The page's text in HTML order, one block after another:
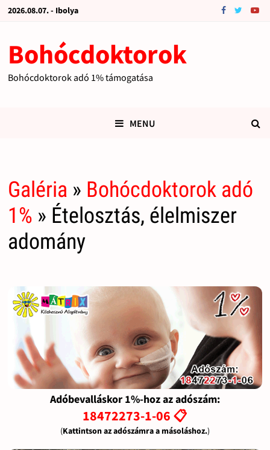
2026.08.07. - Ibolya
Bohócdoktorok
Bohócdoktorok adó 1% támogatása
MENU
Galéria » Bohócdoktorok adó
1% » Ételosztás, élelmiszer
adomány
Adóbevalláskor 1%-hoz az adószám:
18472273-1-06 📋
(Kattintson az adószámra a másoláshoz.)